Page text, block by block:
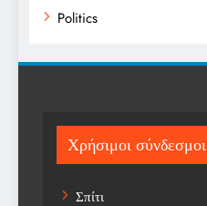
Politics
Sports
Technology
Χρήσιμοι σύνδεσμοι
Σπίτι